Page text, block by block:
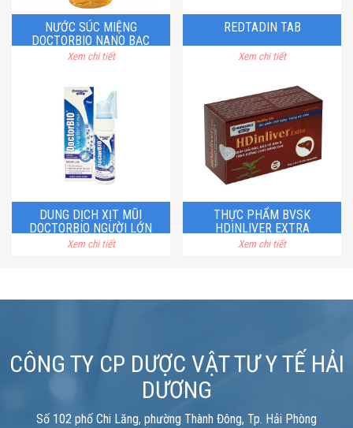
NƯỚC SÚC MIỆNG
DOCTORBIO NANO BẠC
Xem chi tiết
REDTADIN TAB
Xem chi tiết
DUNG DỊCH XỊT MŨI
DOCTORBIO NGƯỜI LỚN
Xem chi tiết
THỰC PHẨM BVSK
HDINLIVER EXTRA
Xem chi tiết
CÔNG TY CP DƯỢC VẬT TƯ Y TẾ HẢI
DƯƠNG
Số 102 phố Chi Lăng, phường Thành Đông, Tp. Hải Phòng